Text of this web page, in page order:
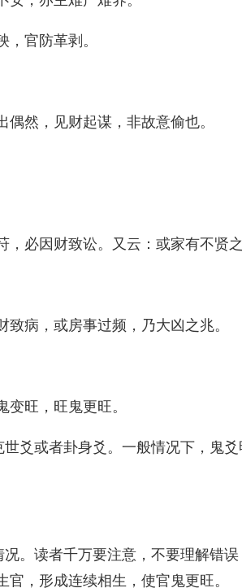
官防革剥。
然，见财起谋，非故意偷也。
必因财致讼。又云：或家有不贤之
病，或房事过频，乃大凶之兆。
旺，旺鬼更旺。
爻或者卦身爻。一般情况下，鬼爻
。读者千万要注意，不要理解错误
，形成连续相生，使官鬼更旺。